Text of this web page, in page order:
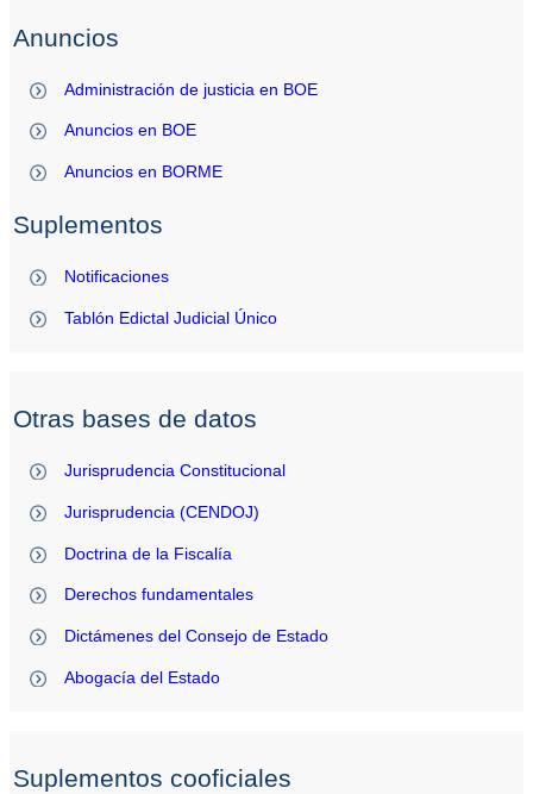
Anuncios
Administración de justicia en BOE
Anuncios en BOE
Anuncios en BORME
Suplementos
Notificaciones
Tablón Edictal Judicial Único
Otras bases de datos
Jurisprudencia Constitucional
Jurisprudencia (CENDOJ)
Doctrina de la Fiscalía
Derechos fundamentales
Dictámenes del Consejo de Estado
Abogacía del Estado
Suplementos cooficiales